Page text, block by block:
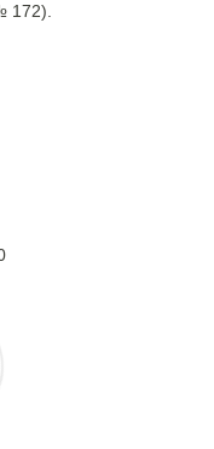
172).